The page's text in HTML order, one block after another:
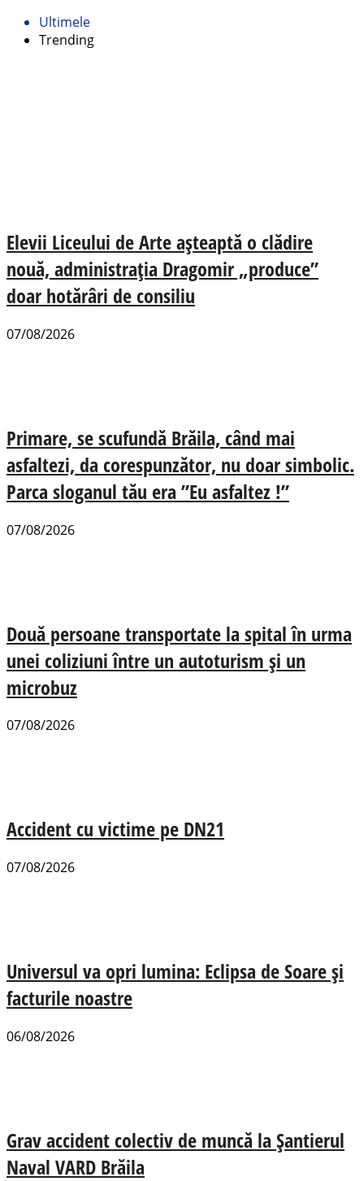
Ultimele
Trending
Elevii Liceului de Arte așteaptă o clădire
nouă, administrația Dragomir „produce”
doar hotărâri de consiliu
07/08/2026
Primare, se scufundă Brăila, când mai
asfaltezi, da corespunzător, nu doar simbolic.
Parca sloganul tău era ”Eu asfaltez !”
07/08/2026
Două persoane transportate la spital în urma
unei coliziuni între un autoturism și un
microbuz
07/08/2026
Accident cu victime pe DN21
07/08/2026
Universul va opri lumina: Eclipsa de Soare și
facturile noastre
06/08/2026
Grav accident colectiv de muncă la Șantierul
Naval VARD Brăila